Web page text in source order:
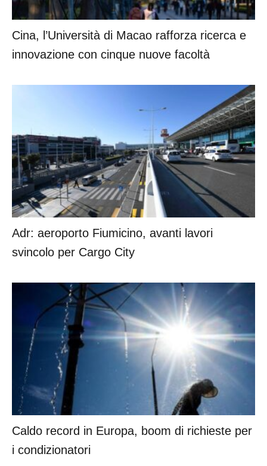
Cina, l’Università di Macao rafforza ricerca e
innovazione con cinque nuove facoltà
Adr: aeroporto Fiumicino, avanti lavori
svincolo per Cargo City
Caldo record in Europa, boom di richieste per
i condizionatori